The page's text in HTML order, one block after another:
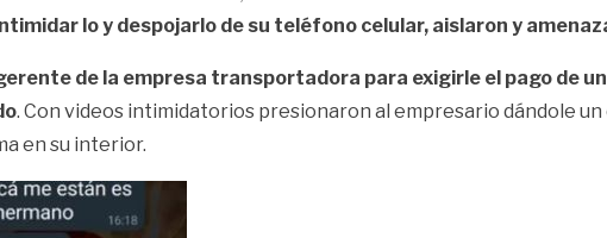
lo y despojarlo de su teléfono celular, aislaron y
de la empresa transportadora para exigirle el pago de
. Con videos intimidatorios presionaron al empresario dándole
en su interior.